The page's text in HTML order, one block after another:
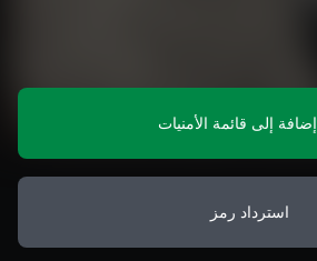
إضافة إلى قائمة الأمنيات
استرداد رمز